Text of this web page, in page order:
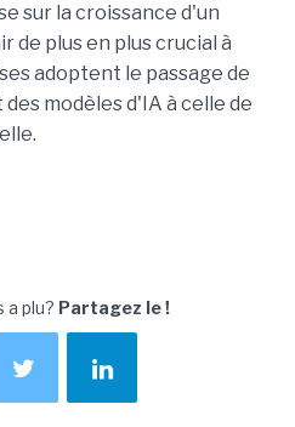
sur la croissance d'un
de plus en plus crucial à
adoptent le passage de
modèles d'IA à celle de
a plu? Partagez le !